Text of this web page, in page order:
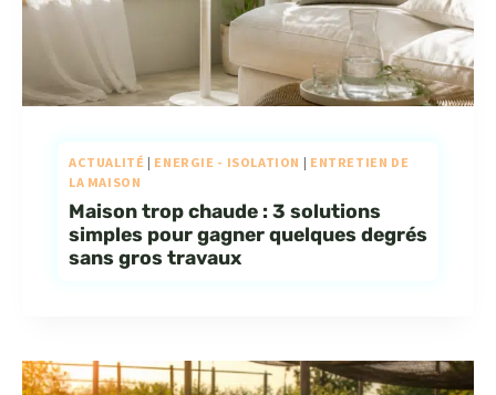
ACTUALITÉ | ENERGIE - ISOLATION | ENTRETIEN DE
LA MAISON
Maison trop chaude : 3 solutions
simples pour gagner quelques degrés
sans gros travaux